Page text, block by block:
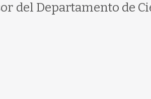
del Departamento de